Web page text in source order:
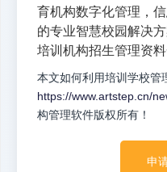
育机构数字化管理，
的专业智慧校园解决方
培训机构招生管理资料
本文如何利用培训学校管
https://www.artstep.cn/
构管理软件版权所有！
申